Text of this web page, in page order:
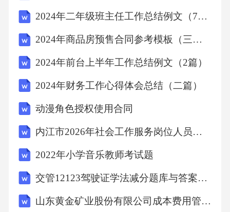
2024年二年级班主任工作总结例文（7篇）
2024年商品房预售合同参考模板（三篇）
2024年前台上半年工作总结例文（2篇）
2024年财务工作心得体会总结（二篇）
动漫角色授权使用合同
内江市2026年社会工作服务岗位人员招募考试备考题库及答案详解
2022年小学音乐教师考试题
交管12123驾驶证学法减分题库与答案（通用版）
山东黄金矿业股份有限公司成本费用管理制度